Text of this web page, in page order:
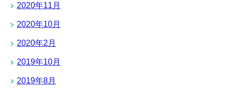
2020年11月
2020年10月
2020年2月
2019年10月
2019年8月